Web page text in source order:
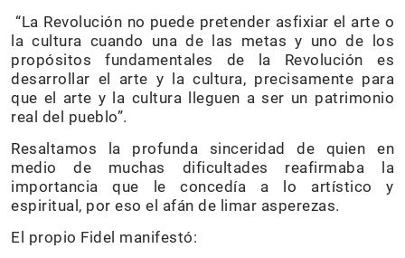
“La Revolución no puede pretender asfixiar el arte o
la cultura cuando una de las metas y uno de los
propósitos fundamentales de la Revolución es
desarrollar el arte y la cultura, precisamente para
que el arte y la cultura lleguen a ser un patrimonio
real del pueblo”.
Resaltamos la profunda sinceridad de quien en
medio de muchas dificultades reafirmaba la
importancia que le concedía a lo artístico y
espiritual, por eso el afán de limar asperezas.
El propio Fidel manifestó: